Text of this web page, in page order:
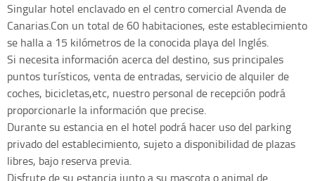
Singular hotel enclavado en el centro comercial Avenda de
Canarias.Con un total de 60 habitaciones, este establecimiento
se halla a 15 kilómetros de la conocida playa del Inglés.
Si necesita información acerca del destino, sus principales
puntos turísticos, venta de entradas, servicio de alquiler de
coches, bicicletas,etc, nuestro personal de recepción podrá
proporcionarle la información que precise.
Durante su estancia en el hotel podrá hacer uso del parking
privado del establecimiento, sujeto a disponibilidad de plazas
libres, bajo reserva previa.
Disfrute de su estancia junto a su mascota o animal de